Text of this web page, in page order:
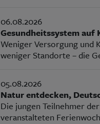
06.08.2026
Gesundheitssystem auf
Weniger Versorgung und
weniger Standorte – die
05.08.2026
Natur entdecken,
Die jungen Teilnehmer
veranstalteten